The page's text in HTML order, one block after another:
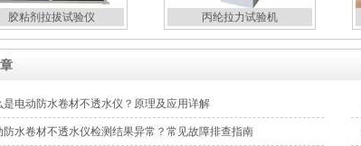
胶粘剂拉拔试验仪 丙纶拉力试验机
是电动防水卷材不透水仪？原理及应用详解
防水卷材不透水仪检测结果异常？常见故障排查指南